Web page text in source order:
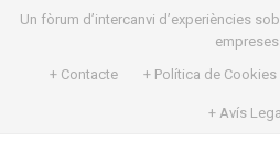
Un fòrum d’intercanvi d’experiències
empreses
+ Contacte
+ Política de Cookies
+ Avís Legal